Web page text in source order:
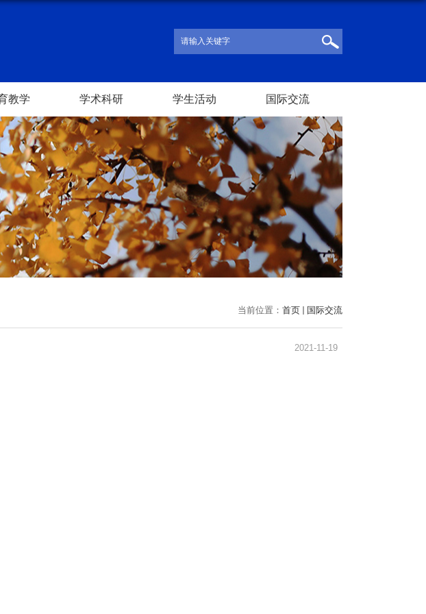
教学 学术科研 学生活动 国际交流
当前位置： 首页 国际交流
2021-11-19